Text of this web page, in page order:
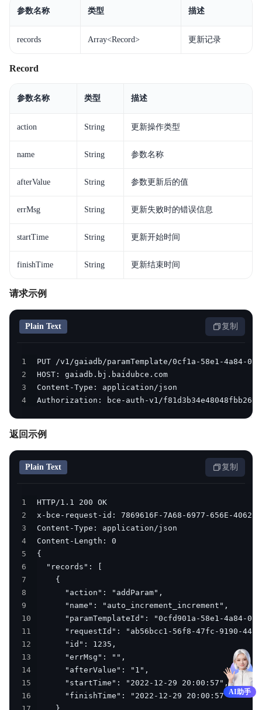
参数名称 类型 描述
records Array<Record> 更新记录
Record
参数名称 类型 描述
action String 更新操作类型
name String 参数名称
afterValue String 参数更新后的值
errMsg String 更新失败时的错误信息
startTime String 更新开始时间
finishTime String 更新结束时间
请求示例
Plain Text 复制
1
2
3
4
Authorization: bce-auth-v1/
返回示例
Plain Text 复制
1
2
3
4
5
6
7
8
9
10
11
12
13
14
15
16
17
AI助手